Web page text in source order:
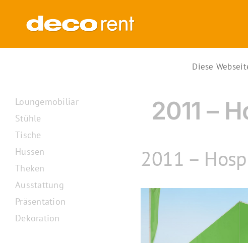
springen
2011 –
2011 –
Loungemobiliar
Stühle
Tische
Hussen
Theken
Ausstattung
Präsentation
Dekoration
Diese